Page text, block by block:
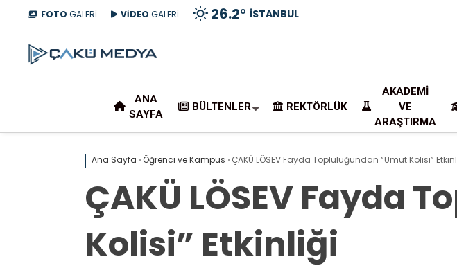
FOTO GALERİ VİDEO GALERİ 26.2° İSTANBUL
ANA
SAYFA
BÜLTENLER REKTÖRLÜK
AKADEMI
VE
ARAŞTIRMA
Ana Sayfa ›Öğrenci ve Kampüs › ÇAKÜ LÖSEV Fayda Topluluğundan “Umut Kolisi”
ÇAKÜ LÖSEV Fayda
Kolisi” Etkinliği